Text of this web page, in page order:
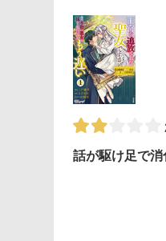
話が駆け足で